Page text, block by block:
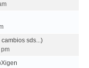
sds...)
pm